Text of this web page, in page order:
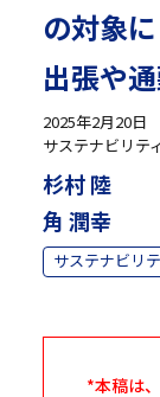
の対象に
出張や
2025年2月20日
サステナビリテ
杉村 陸
角 潤幸
サステナビリ
*本稿は